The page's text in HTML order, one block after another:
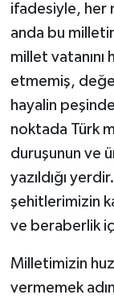
ifadesiyle, her
anda bu
millet
etmemiş,
hayalin
noktada Türk
duruşunun ve
yazıldığı
şehitlerimizin
ve beraberlik
Milletimizin
vermemek